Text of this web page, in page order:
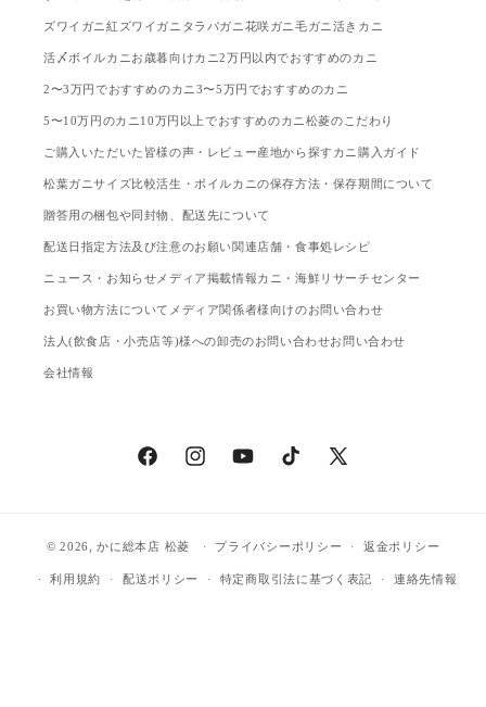
ズワイガニ 紅ズワイガニ タラバガニ 花咲ガニ毛ガニ 活きカニ
活〆ボイルカニ お歳暮向けカニ2万円以内でおすすめのカニ
2〜3万円でおすすめのカニ 3〜5万円でおすすめのカニ
5〜10万円のカニ 10万円以上でおすすめのカニ 松菱のこだわり
ご購入いただいた皆様の声・レビュー産地から探すカニ購入ガイド
松葉ガニサイズ比較活生・ボイルカニの保存方法・保存期間について
贈答用の梱包や同封物、配送先について
配送日指定方法及び注意のお願い関連店舗・食事処レシピ
ニュース・お知らせ メディア掲載情報カニ・海鮮リサーチセンター
お買い物方法について メディア関係者様向けのお問い合わせ
法人(飲食店・小売店等)様への卸売のお問い合わせお問い合わせ
会社情報
FacebookInstagramYouTubeTikTok
X
© 2026,かに総本店 松菱 プライバシーポリシー 返金ポリシー
利用規約 配送ポリシー 特定商取引法に基づく表記 連絡先情報